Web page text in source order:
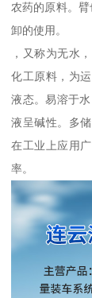
农药的原料。
卸的使用。
，又称为无水
化工原料，为
液态。易溶于
液呈碱性。多
在工业上应用
率。